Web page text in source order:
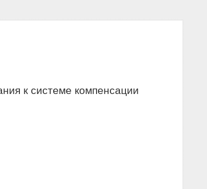
к системе компенсации